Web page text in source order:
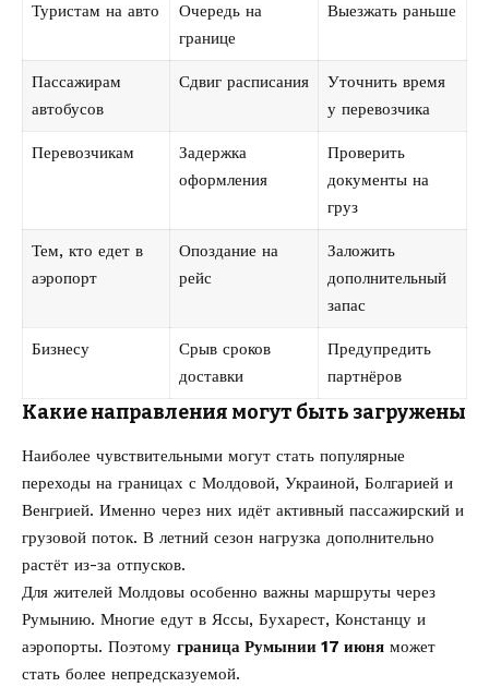
Туристам на авто
Очередь на
границе
Выезжать раньше
Пассажирам
автобусов
Сдвиг расписания
Уточнить время
у перевозчика
Перевозчикам
Задержка
оформления
Проверить
документы на
груз
Тем, кто едет в
аэропорт
Опоздание на
рейс
Заложить
дополнительный
запас
Бизнесу
Срыв сроков
доставки
Предупредить
партнёров
Какие направления могут быть загружены
Наиболее чувствительными могут стать популярные
переходы на границах с Молдовой, Украиной, Болгарией и
Венгрией. Именно через них идёт активный пассажирский и
грузовой поток. В летний сезон нагрузка дополнительно
растёт из-за отпусков.
Для жителей Молдовы особенно важны маршруты через
Румынию. Многие едут в Яссы, Бухарест, Констанцу и
аэропорты. Поэтому граница Румынии 17 июня может
стать более непредсказуемой.